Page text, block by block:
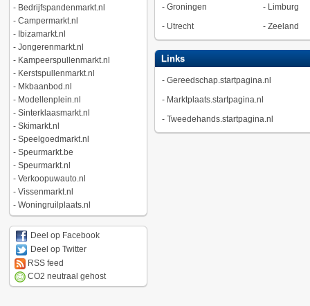
- Bedrijfspandenmarkt.nl
- Campermarkt.nl
- Ibizamarkt.nl
- Jongerenmarkt.nl
- Kampeerspullenmarkt.nl
- Kerstspullenmarkt.nl
- Mkbaanbod.nl
- Modellenplein.nl
- Sinterklaasmarkt.nl
- Skimarkt.nl
- Speelgoedmarkt.nl
- Speurmarkt.be
- Speurmarkt.nl
- Verkoopuwauto.nl
- Vissenmarkt.nl
- Woningruilplaats.nl
Deel op Facebook
Deel op Twitter
RSS feed
CO2 neutraal gehost
- Groningen - Limburg
- Utrecht - Zeeland
Links
- Gereedschap.startpagina.nl
- Marktplaats.startpagina.nl
- Tweedehands.startpagina.nl